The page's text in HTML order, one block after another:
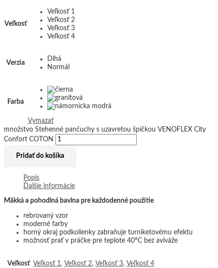
Veľkosť
Veľkosť 1
Veľkosť 2
Veľkosť 3
Veľkosť 4
Verzia
Dlhá
Normál
Farba
Vymazať
množstvo Stehenné pančuchy s uzavretou špičkou VENOFLEX City
Confort COTON
Pridať do košíka
Popis
Ďalšie informácie
Mäkká a pohodlná bavlna pre každodenné použitie
rebrovaný vzor
moderné farby
horný okraj podkolienky zabraňuje turniketovému efektu
možnosť prať v práčke pre teplote 40°C bez aviváže
Veľkosť Veľkosť 1, Veľkosť 2, Veľkosť 3, Veľkosť 4